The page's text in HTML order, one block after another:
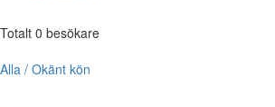
Totalt 0 besökare
Alla / Okänt kön